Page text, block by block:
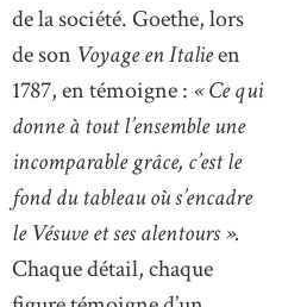
de la société. Goethe, lors
de son Voyage en Italieen
1787, en témoigne : « Ce qui
donne à tout l’ensemble une
incomparable grâce, c’est le
fond du tableau où s’encadre
le Vésuve et ses alentours ».
Chaque détail, chaque